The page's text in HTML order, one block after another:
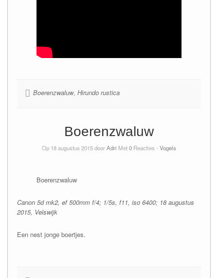
Boerenzwaluw, Hirundo rustica
Boerenzwaluw
Op 18 augustus 2015 doorAdri Met0 Reacties - Vogels
Boerenzwaluw
Canon 5d mk2, ef 500mm f/4; 1/5s, f11, iso 6400; 18 augustus
2015, Velswijk
Een nest jonge boertjes.